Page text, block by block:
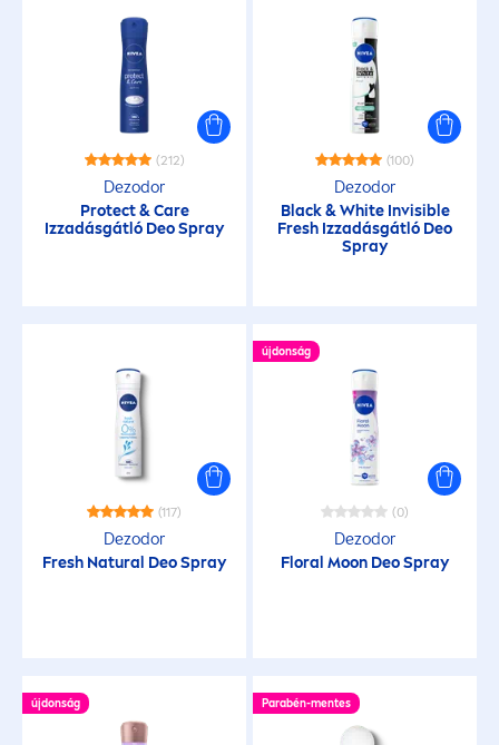
(212)
Dezodor
Protect&Care
Izzadásgátló Deo Spray
(100)
Dezodor
Black&WhiteInvisible
Fresh Izzadásgátló Deo
Spray
(117)
Dezodor
Fresh Natural Deo Spray
újdonság
(0)
Dezodor
Floral Moon Deo Spray
újdonság Parabén-mentes